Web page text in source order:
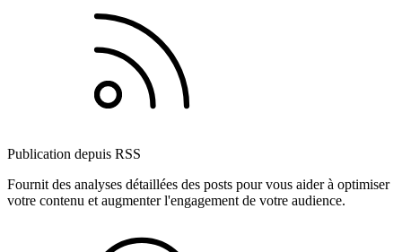
Publication depuis RSS
Fournit des analyses détaillées des posts pour vous aider à optimiser
votre contenu et augmenter l'engagement de votre audience.